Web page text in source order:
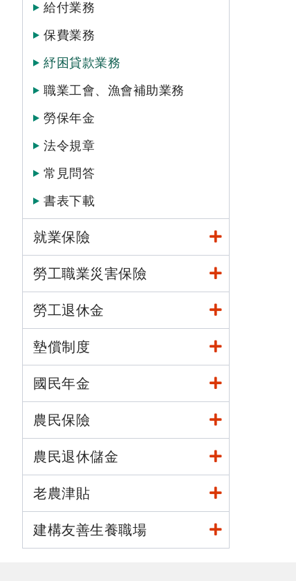
給付業務
保費業務
紓困貸款業務
職業工會、漁會補助業務
勞保年金
法令規章
常見問答
書表下載
就業保險
勞工職業災害保險
勞工退休金
墊償制度
國民年金
農民保險
農民退休儲金
老農津貼
建構友善生養職場